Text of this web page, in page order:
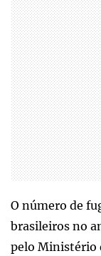
O número de
brasileiros no
pelo Ministério